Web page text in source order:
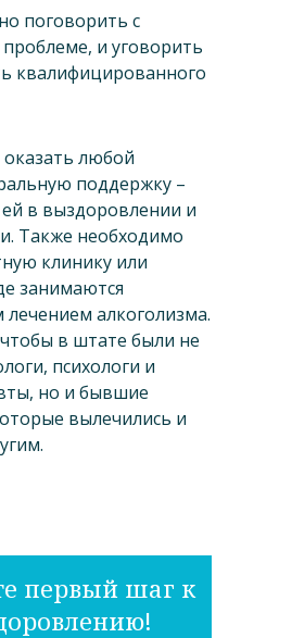
поговорить с
проблеме, и уговорить
квалифицированного
любой
поддержку –
в выздоровлении и
Также необходимо
клинику или
занимаются
алкоголизма.
в штате были не
психологи и
но и бывшие
вылечились и
первый шаг к